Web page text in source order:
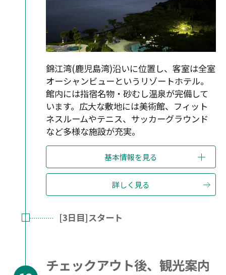
錦江湾(鹿児島湾)沿いに位置し、客室は全室
オーシャンビューというリゾートホテル。
館内には指宿名物・砂むし温泉が完備して
います。広大な敷地には美術館、フィット
ネスルームやテニス、サッカーグラウンド
など多様な施設が充実。
基本情報を見る
詳しく見る
[3日目]スタート
チェックアウト後、観光案内